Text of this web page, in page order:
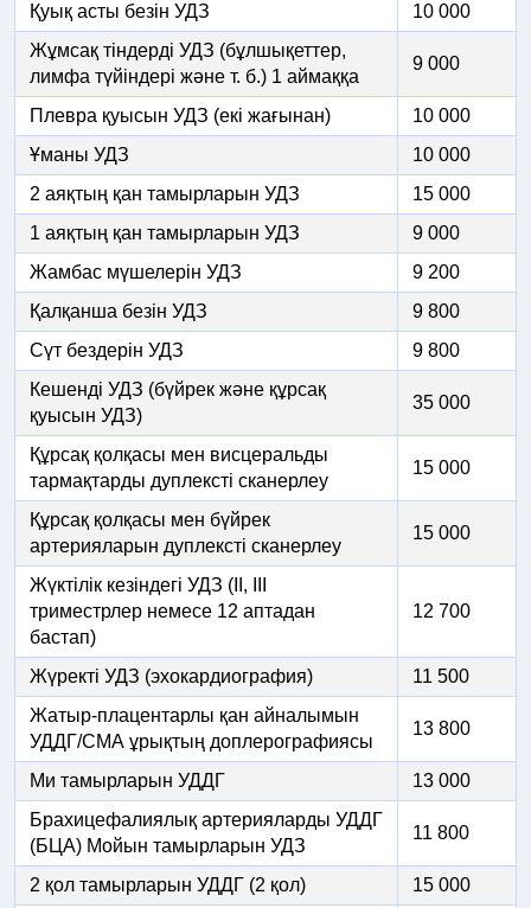
Қуық асты безін УДЗ
10 000
Жұмсақ тіндерді УДЗ (бұлшықеттер,
лимфа түйіндері және т. б.) 1 аймаққа
9 000
Плевра қуысын УДЗ (екі жағынан)
10 000
Ұманы УДЗ
10 000
2 аяқтың қан тамырларын УДЗ
15 000
1 аяқтың қан тамырларын УДЗ
9 000
Жамбас мүшелерін УДЗ
9 200
Қалқанша безін УДЗ
9 800
Сүт бездерін УДЗ
9 800
Кешенді УДЗ (бүйрек және құрсақ
қуысын УДЗ)
35 000
Құрсақ қолқасы мен висцеральды
тармақтарды дуплексті сканерлеу
15 000
Құрсақ қолқасы мен бүйрек
артерияларын дуплексті сканерлеу
15 000
Жүктілік кезіндегі УДЗ (II, III
триместрлер немесе 12 аптадан
бастап)
12 700
Жүректі УДЗ (эхокардиография)
11 500
Жатыр-плацентарлы қан айналымын
УДДГ/СМА ұрықтың доплерографиясы
13 800
Ми тамырларын УДДГ
13 000
Брахицефалиялық артерияларды УДДГ
(БЦА) Мойын тамырларын УДЗ
11 800
2 қол тамырларын УДДГ (2 қол) 15 000